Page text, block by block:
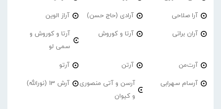
آرا صلاحی آرادی (حاج حسن) آراز الوین
آران براتی آرتا و کوروش
آرتا و کوروش و
سمی لو
آرت‌من آرتن آرتو
آرسام سهرابی
آرسن و آتی منصوری
و کیوان
آرش 13 (نورالله)